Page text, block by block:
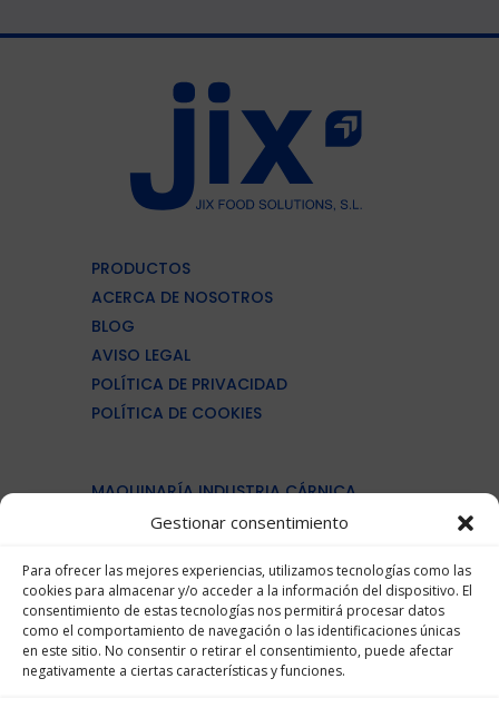
Gestionar consentimiento
Para ofrecer las mejores experiencias, utilizamos tecnologías como las
cookies para almacenar y/o acceder a la información del dispositivo. El
consentimiento de estas tecnologías nos permitirá procesar datos
como el comportamiento de navegación o las identificaciones únicas
en este sitio. No consentir o retirar el consentimiento, puede afectar
negativamente a ciertas características y funciones.
PRODUCTOS
ACERCA DE NOSOTROS
BLOG
AVISO LEGAL
POLÍTICA DE PRIVACIDAD
POLÍTICA DE COOKIES
MAQUINARÍA INDUSTRIA CÁRNICA
MAQUINARÍA PROCESADO PESCADO
MAQUINARÍA PARA PANADERÍAS
MAQUINARÍA PET FOOD
 (+34)961 363 856